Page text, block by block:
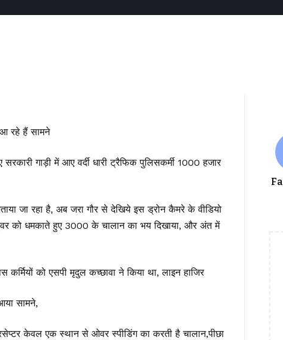
रहे हैं सामने
गाड़ी में आए वर्दी धारी ट्रैफिक पुलिसकर्मी 1000 हजार
जा रहा है, अब जरा गौर से देखिये इस ड्रोन कैमरे के वीडियो
को धमकाते हुए 3000 के चालान का भय दिखाया, और अंत में
को एसपी मृदुल कच्छावा ने किया था, लाइन हाजिर
सामने,
केवल एक स्थान से ओवर स्पीडिंग का करती है चालान,पीछा